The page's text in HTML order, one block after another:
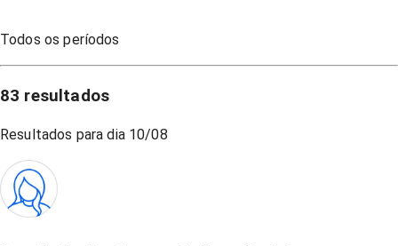
Todos os períodos
83 resultados
Resultados para dia 10/08